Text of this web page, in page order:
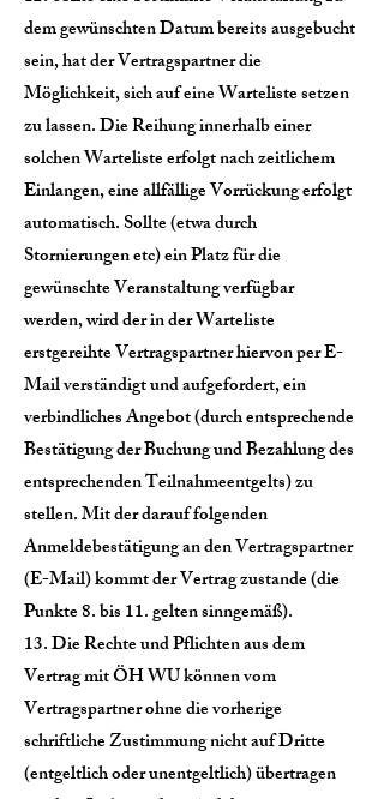
dem gewünschten Datum bereits ausgebucht
sein, hat der Vertragspartner die
Möglichkeit, sich auf eine Warteliste setzen
zu lassen. Die Reihung innerhalb einer
solchen Warteliste erfolgt nach zeitlichem
Einlangen, eine allfällige Vorrückung erfolgt
automatisch. Sollte (etwa durch
Stornierungen etc) ein Platz für die
gewünschte Veranstaltung verfügbar
werden, wird der in der Warteliste
erstgereihte Vertragspartner hiervon per E-
Mail verständigt und aufgefordert, ein
verbindliches Angebot (durch entsprechende
Bestätigung der Buchung und Bezahlung des
entsprechenden Teilnahmeentgelts) zu
stellen. Mit der darauf folgenden
Anmeldebestätigung an den Vertragspartner
(E-Mail) kommt der Vertrag zustande (die
Punkte 8. bis 11. gelten sinngemäß).
13. Die Rechte und Pflichten aus dem
Vertrag mit ÖH WU können vom
Vertragspartner ohne die vorherige
schriftliche Zustimmung nicht auf Dritte
(entgeltlich oder unentgeltlich) übertragen